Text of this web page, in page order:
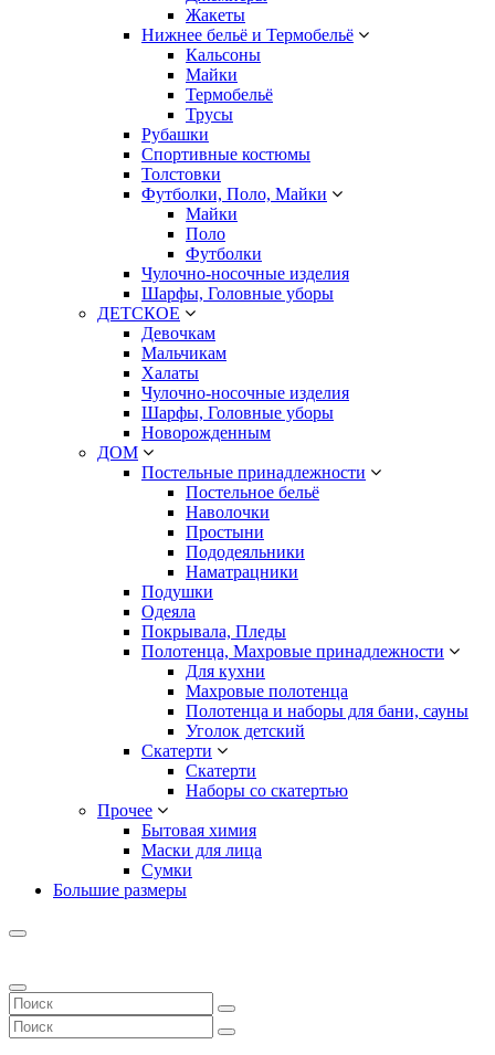
Жакеты
Нижнее бельё и Термобельё
Кальсоны
Майки
Термобельё
Трусы
Рубашки
Спортивные костюмы
Толстовки
Футболки, Поло, Майки
Майки
Поло
Футболки
Чулочно-носочные изделия
Шарфы, Головные уборы
ДЕТСКОЕ
Девочкам
Мальчикам
Халаты
Чулочно-носочные изделия
Шарфы, Головные уборы
Новорожденным
ДОМ
Постельные принадлежности
Постельное бельё
Наволочки
Простыни
Пододеяльники
Наматрацники
Подушки
Одеяла
Покрывала, Пледы
Полотенца, Махровые принадлежности
Для кухни
Махровые полотенца
Полотенца и наборы для бани, сауны
Уголок детский
Скатерти
Скатерти
Наборы со скатертью
Прочее
Бытовая химия
Маски для лица
Сумки
Большие размеры